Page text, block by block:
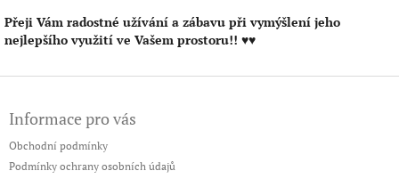
Přeji Vám radostné užívání a zábavu při vymýšlení jeho
nejlepšího využití ve Vašem prostoru!! ♥♥
Informace pro vás
Obchodní podmínky
Podmínky ochrany osobních údajů